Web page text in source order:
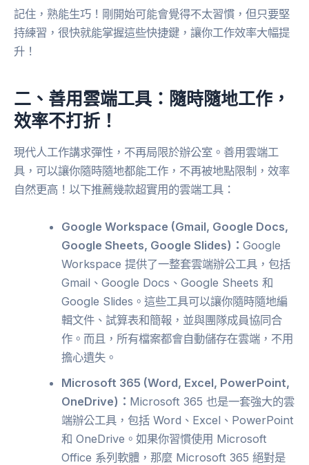
記住，熟能生巧！剛開始可能會覺得不太習慣，但只要堅
持練習，很快就能掌握這些快捷鍵，讓你工作效率大幅提
升！
二、善用雲端工具：隨時隨地工作，
效率不打折！
現代人工作講求彈性，不再局限於辦公室。善用雲端工
具，可以讓你隨時隨地都能工作，不再被地點限制，效率
自然更高！以下推薦幾款超實用的雲端工具：
Google Workspace (Gmail, Google Docs,
Google Sheets, Google Slides)：Google
Workspace 提供了一整套雲端辦公工具，包括
Gmail、Google Docs、Google Sheets 和
Google Slides。這些工具可以讓你隨時隨地編
輯文件、試算表和簡報，並與團隊成員協同合
作。而且，所有檔案都會自動儲存在雲端，不用
擔心遺失。
Microsoft 365 (Word, Excel, PowerPoint,
OneDrive)： Microsoft 365 也是一套強大的雲
端辦公工具，包括 Word、Excel、PowerPoint
和 OneDrive。如果你習慣使用 Microsoft
Office 系列軟體，那麼 Microsoft 365 絕對是